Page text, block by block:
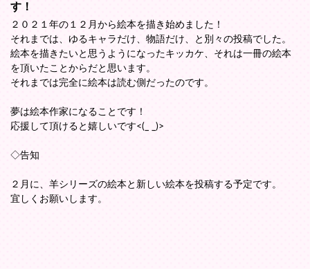
す！
２０２１年の１２月から絵本を描き始めました！
それまでは、ゆるキャラだけ、物語だけ、と別々の投稿でした。
絵本を描きたいと思うようになったキッカケ、それは一冊の絵本
を頂いたことからだと思います。
それまでは完全に絵本は読む側だったのです。
夢は絵本作家になることです！
応援して頂けると嬉しいです<(_ _)>
◇告知
２月に、羊シリーズの絵本と新しい絵本を投稿する予定です。
宜しくお願いします。